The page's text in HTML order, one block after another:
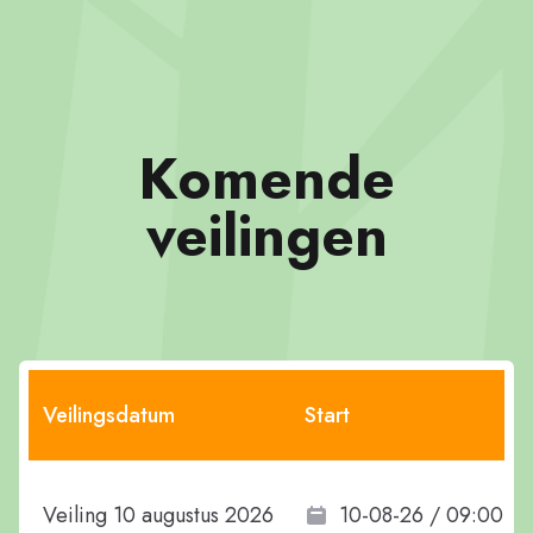
Komende
veilingen
Veilingsdatum Start
Veiling 10 augustus 2026 10-08-26 / 09:00